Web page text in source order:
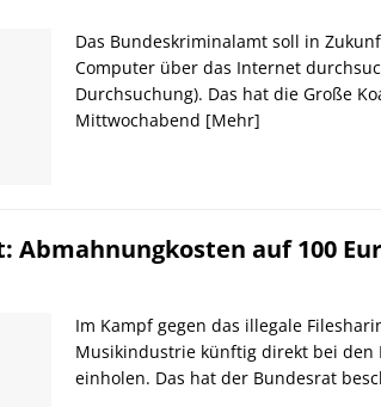
Das Bundeskriminalamt soll in
Computer über das Internet
Durchsuchung). Das hat die Große
Mittwochabend [Mehr]
Abmahnungkosten auf 100
Im Kampf gegen das illegale
Musikindustrie künftig direkt bei den
einholen. Das hat der Bundesrat